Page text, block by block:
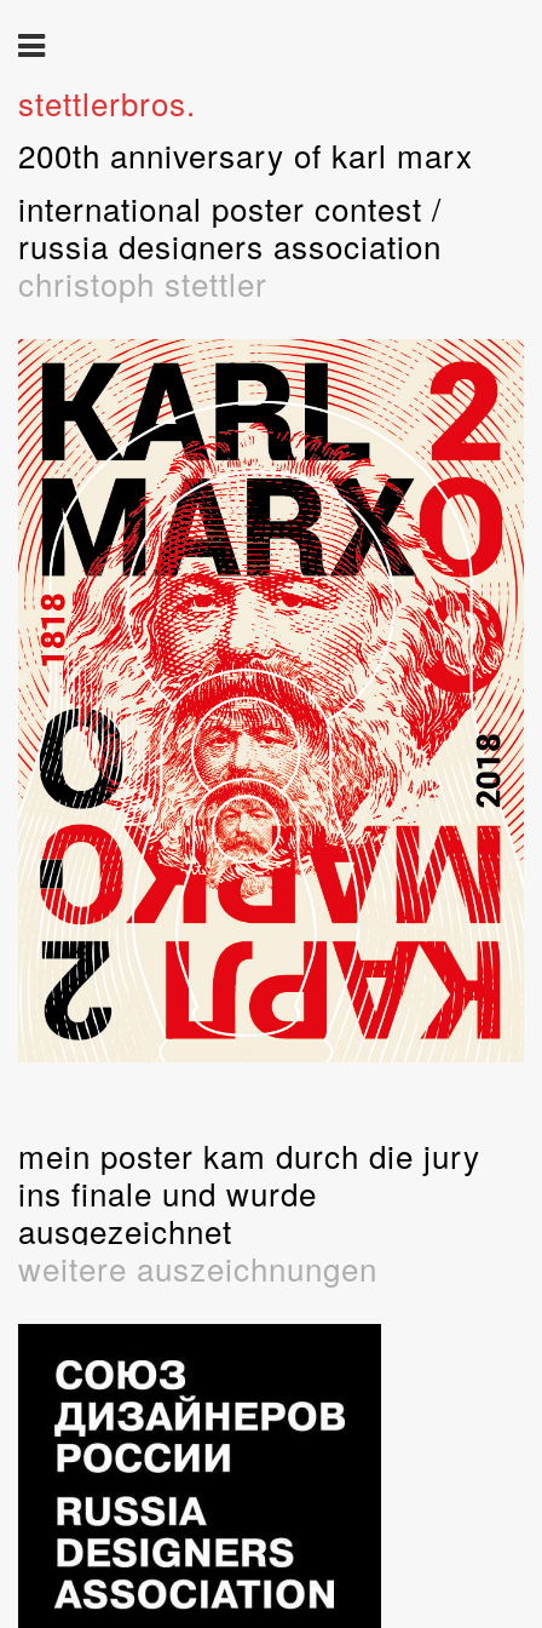
stettlerbros.
200th anniversary of karl marx
international poster contest /
russia designers association
christoph stettler
mein poster kam durch die jury
ins finale und wurde
ausgezeichnet
weitere auszeichnungen